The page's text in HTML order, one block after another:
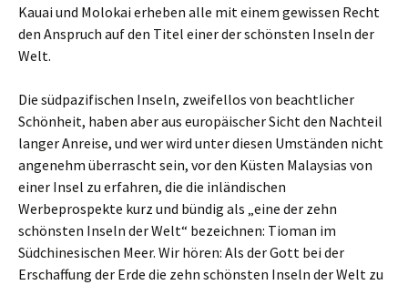
Kauai und Molokai erheben alle mit einem gewissen Recht
den Anspruch auf den Titel einer der schönsten Inseln der
Welt.
Die südpazifischen Inseln, zweifellos von beachtlicher
Schönheit, haben aber aus europäischer Sicht den Nachteil
langer Anreise, und wer wird unter diesen Umständen nicht
angenehm überrascht sein, vor den Küsten Malaysias von
einer Insel zu erfahren, die die inländischen
Werbeprospekte kurz und bündig als „eine der zehn
schönsten Inseln der Welt“ bezeichnen: Tioman im
Südchinesischen Meer. Wir hören: Als der Gott bei der
Erschaffung der Erde die zehn schönsten Inseln der Welt zu